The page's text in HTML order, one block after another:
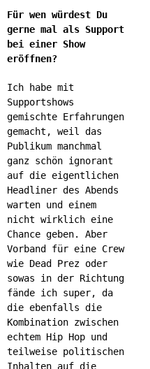
Für wen würdest Du
gerne mal als Support
bei einer Show
eröffnen?
Ich habe mit
Supportshows
gemischte Erfahrungen
gemacht, weil das
Publikum manchmal
ganz schön ignorant
auf die eigentlichen
Headliner des Abends
warten und einem
nicht wirklich eine
Chance geben. Aber
Vorband für eine Crew
wie Dead Prez oder
sowas in der Richtung
fände ich super, da
die ebenfalls die
Kombination zwischen
echtem Hip Hop und
teilweise politischen
Inhalten auf die